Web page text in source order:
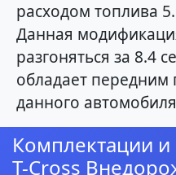
расходом топлива
Данная
разгоняться за 8.4
обладает
данного
Комплектации
T-Cross